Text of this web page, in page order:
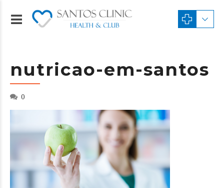
nutricao-em-santos
0